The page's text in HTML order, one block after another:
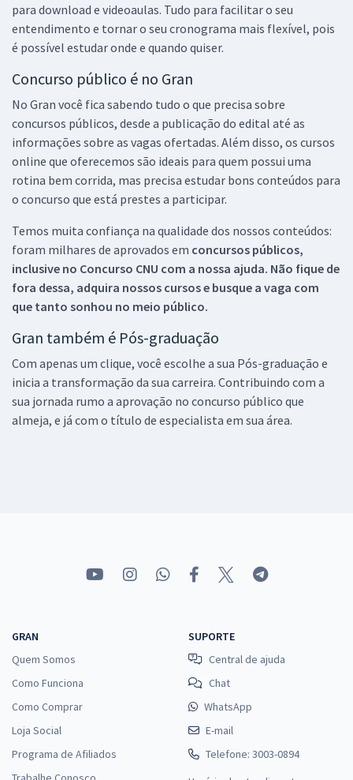
para download e videoaulas. Tudo para facilitar o seu
entendimento e tornar o seu cronograma mais flexível, pois
é possível estudar onde e quando quiser.
Concurso público é no Gran
No Gran você fica sabendo tudo o que precisa sobre
concursos públicos, desde a publicação do edital até as
informações sobre as vagas ofertadas. Além disso, os cursos
online que oferecemos são ideais para quem possui uma
rotina bem corrida, mas precisa estudar bons conteúdos para
o concurso que está prestes a participar.
Temos muita confiança na qualidade dos nossos conteúdos:
foram milhares de aprovados em concursos públicos,
inclusive no Concurso CNU com a nossa ajuda. Não fique de
fora dessa, adquira nossos cursos e busque a vaga com
que tanto sonhou no meio público.
Gran também é Pós-graduação
Com apenas um clique, você escolhe a sua Pós-graduação e
inicia a transformação da sua carreira. Contribuindo com a
sua jornada rumo a aprovação no concurso público que
almeja, e já com o título de especialista em sua área.
GRAN
Quem Somos
Como Funciona
Como Comprar
Loja Social
Programa de Afiliados
SUPORTE
Central de ajuda
Chat
WhatsApp
E-mail
Telefone: 3003-0894